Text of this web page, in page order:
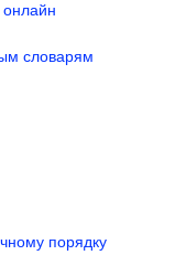
онлайн
словарям
порядку